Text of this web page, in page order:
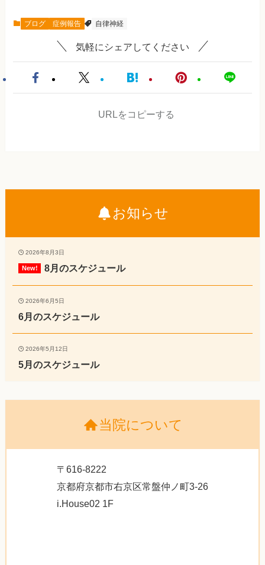
ブログ 症例報告 自律神経
気軽にシェアしてください
URLをコピーする
お知らせ
2026年8月3日
8月のスケジュール
2026年6月5日
6月のスケジュール
2026年5月12日
5月のスケジュール
当院について
〒616-8222
京都府京都市右京区常盤仲ノ町3-26
i.House02 1F